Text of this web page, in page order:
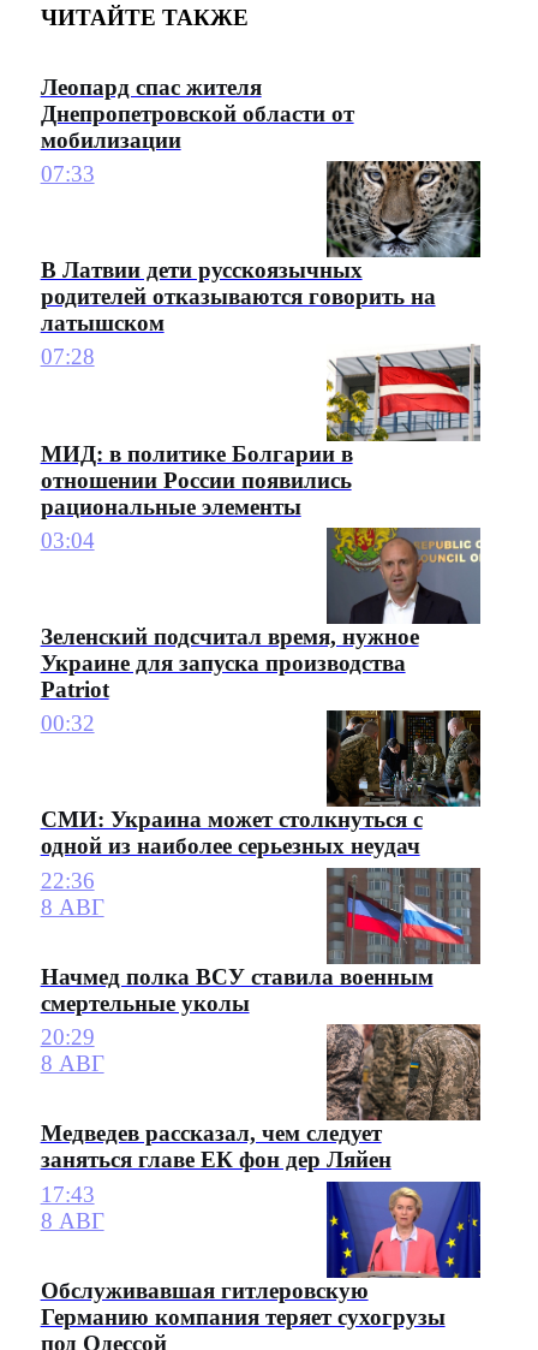
ЧИТАЙТЕ ТАКЖЕ
Леопард спас жителя
Днепропетровской области от
мобилизации
07:33
В Латвии дети русскоязычных
родителей отказываются говорить на
латышском
07:28
МИД: в политике Болгарии в
отношении России появились
рациональные элементы
03:04
Зеленский подсчитал время, нужное
Украине для запуска производства
Patriot
00:32
СМИ: Украина может столкнуться с
одной из наиболее серьезных неудач
22:36
8 АВГ
Начмед полка ВСУ ставила военным
смертельные уколы
20:29
8 АВГ
Медведев рассказал, чем следует
заняться главе ЕК фон дер Ляйен
17:43
8 АВГ
Обслуживавшая гитлеровскую
Германию компания теряет сухогрузы
под Одессой